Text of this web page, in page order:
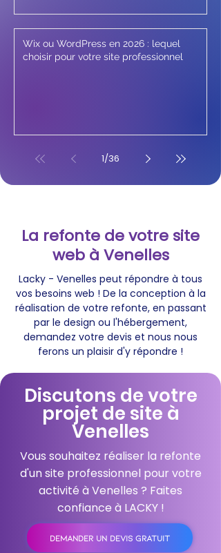
Wix ou WordPress en 2026 : lequel
choisir pour votre site professionnel
1/36
La refonte de votre site
web à Venelles
Lacky - Venelles peut répondre à tous
vos besoins web ! De la conception à la
réalisation de votre refonte, en passant
par le design ou l'hébergement,
demandez votre devis et nous nous
ferons un plaisir d'y répondre !
Discutons de votre
projet de site à
Venelles
Vous souhaitez réaliser la refonte
d'un site professionnel pour votre
activité à Venelles ? Faites
confiance à LACKY !
DEMANDER UN DEVIS GRATUIT